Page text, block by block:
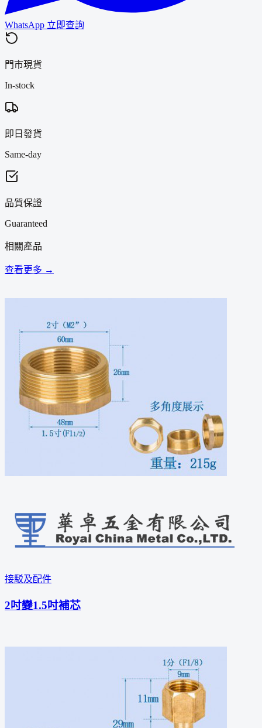
WhatsApp 立即查詢
門市現貨
In-stock
即日發貨
Same-day
品質保證
Guaranteed
相關產品
查看更多 →
接駁及配件
2吋變1.5吋補芯